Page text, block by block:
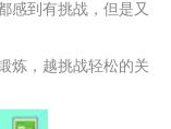
感到有挑战，但是又
炼，越挑战轻松的关